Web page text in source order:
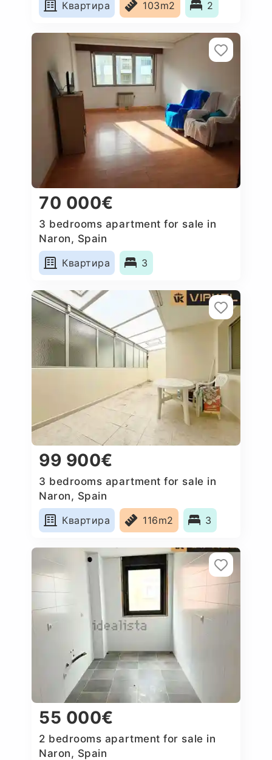
Квартира 103m2 2
70 000€
3 bedrooms apartment for sale in
Naron, Spain
Квартира
3
99 900€
3 bedrooms apartment for sale in
Naron, Spain
Квартира
116m2 3
55 000€
2 bedrooms apartment for sale in
Naron, Spain